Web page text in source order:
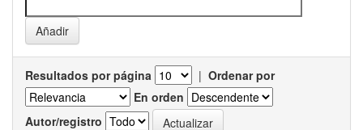
Resultados por página | Ordenar por
En orden
Autor/registro